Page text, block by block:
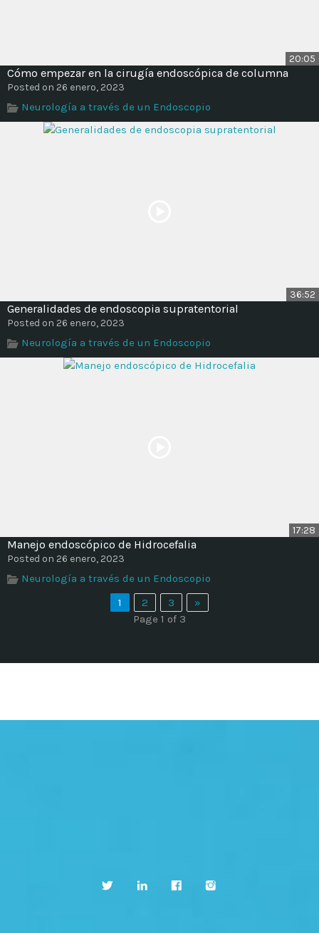
20:05
Cómo empezar en la cirugía endoscópica de columna
Posted on 26 enero, 2023
Neurología a través de un Endoscopio
36:52
Generalidades de endoscopia supratentorial
Posted on 26 enero, 2023
Neurología a través de un Endoscopio
17:28
Manejo endoscópico de Hidrocefalia
Posted on 26 enero, 2023
Neurología a través de un Endoscopio
1
2 3
»
Page 1 of 3